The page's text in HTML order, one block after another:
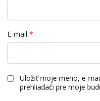
E-mail *
Uložiť moje meno, e-
prehliadači pre moje